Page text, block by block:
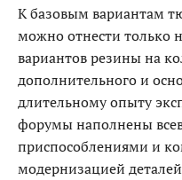
К базовым вариантам
можно отнести только
вариантов резины на
дополнительного и
длительному опыту
форумы наполнены
приспособлениями и
модернизацией